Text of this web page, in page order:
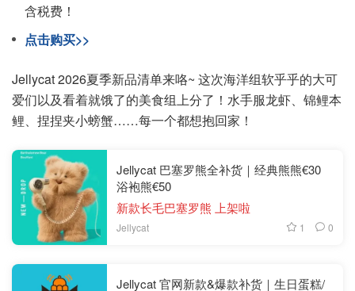
含税费！
点击购买>>
Jellycat 2026夏季新品清单来咯~ 这次海洋组软乎乎的大可
爱们以及看着就饿了的美食组上分了！水手服龙虾、锦鲤本
鲤、捏捏夹小螃蟹……每一个都想抱回家！
Jellycat 巴塞罗熊全补货｜经典熊熊€30
浴袍熊€50
新款长毛巴塞罗熊 上架啦
Jellycat 1 0
Jellycat 官网新款&爆款补货｜生日蛋糕/